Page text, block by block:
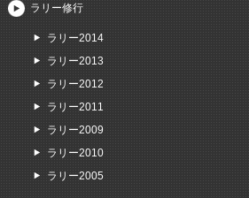
ラリー修行
ラリー2014
ラリー2013
ラリー2012
ラリー2011
ラリー2009
ラリー2010
ラリー2005